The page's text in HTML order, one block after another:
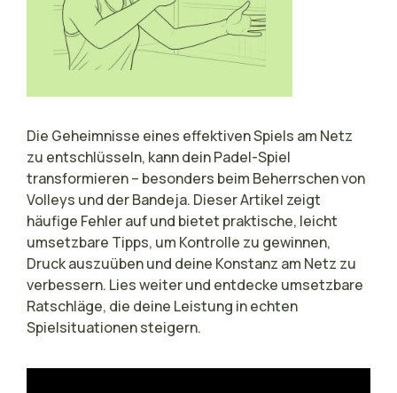
Die Geheimnisse eines effektiven Spiels am Netz
zu entschlüsseln, kann dein Padel-Spiel
transformieren – besonders beim Beherrschen von
Volleys und der Bandeja. Dieser Artikel zeigt
häufige Fehler auf und bietet praktische, leicht
umsetzbare Tipps, um Kontrolle zu gewinnen,
Druck auszuüben und deine Konstanz am Netz zu
verbessern. Lies weiter und entdecke umsetzbare
Ratschläge, die deine Leistung in echten
Spielsituationen steigern.